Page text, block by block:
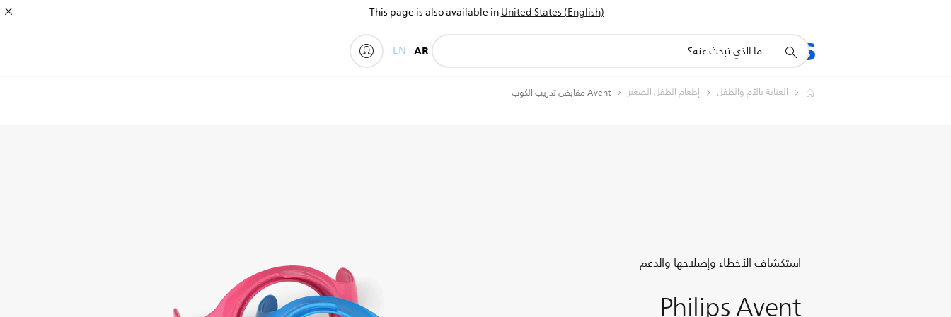
This page is also available inUnited States (English)
المنتجات
أيقونة
دعم
AR
EN
العناية بالأم والطفل إطعام الطفل الصغير Avent مقابض تدريب الكوب
استكشاف الأخطاء وإصلاحها والدعم
Philips Avent